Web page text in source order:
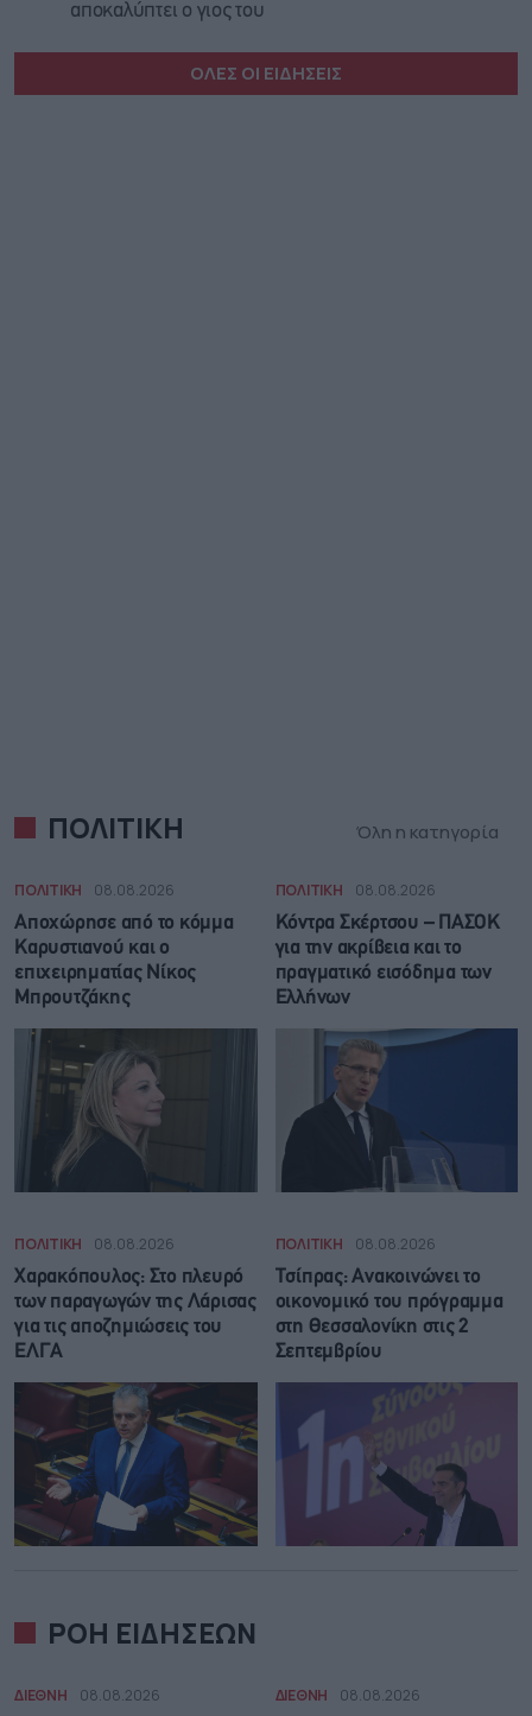
αποκαλύπτει ο γιος του
ΟΛΕΣ ΟΙ ΕΙΔΗΣΕΙΣ
ΠΟΛΙΤΙΚΗ Όλη η κατηγορία
ΠΟΛΙΤΙΚΗ 08.08.2026
Αποχώρησε από το κόμμα
Καρυστιανού και ο
επιχειρηματίας Νίκος
Μπρουτζάκης
ΠΟΛΙΤΙΚΗ 08.08.2026
Κόντρα Σκέρτσου – ΠΑΣΟΚ
για την ακρίβεια και το
πραγματικό εισόδημα των
Ελλήνων
ΠΟΛΙΤΙΚΗ 08.08.2026
Χαρακόπουλος: Στο πλευρό
των παραγωγών της Λάρισας
για τις αποζημιώσεις του
ΕΛΓΑ
ΠΟΛΙΤΙΚΗ 08.08.2026
Τσίπρας: Ανακοινώνει το
οικονομικό του πρόγραμμα
στη Θεσσαλονίκη στις 2
Σεπτεμβρίου
ΡΟΗ ΕΙΔΗΣΕΩΝ
ΔΙΕΘΝΗ 08.08.2026 ΔΙΕΘΝΗ 08.08.2026